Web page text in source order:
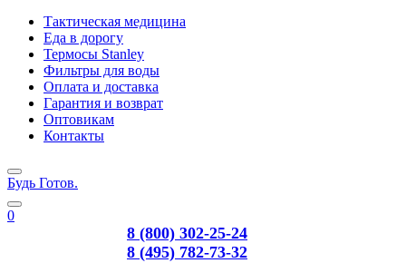
Тактическая медицина
Еда в дорогу
Термосы Stanley
Фильтры для воды
Оплата и доставка
Гарантия и возврат
Оптовикам
Контакты
Будь Готов.
0
8 (800) 302-25-24
8 (495) 782-73-32